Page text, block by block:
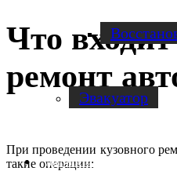
Эвакуатор
Диагностика
Что
ремонт
При проведении кузовного
такие операции: